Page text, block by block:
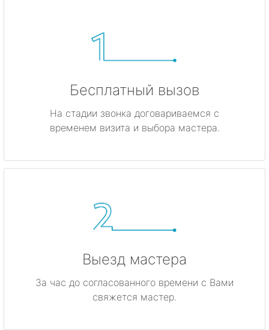
Бесплатный вызов
На стадии звонка договариваемся с
временем визита и выбора мастера.
Выезд мастера
За час до согласованного времени с Вами
свяжется мастер.